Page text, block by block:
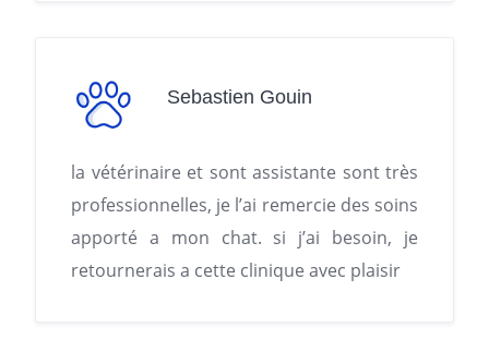
Sebastien Gouin
la vétérinaire et sont assistante sont très
professionnelles, je l’ai remercie des soins
apporté a mon chat. si j’ai besoin, je
retournerais a cette clinique avec plaisir